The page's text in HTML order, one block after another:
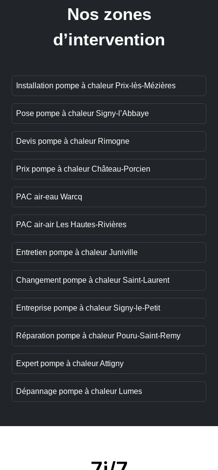
Nos zones
d’intervention
Installation pompe à chaleur Prix-lès-Mézières
Pose pompe à chaleur Signy-l’Abbaye
Devis pompe à chaleur Rimogne
Prix pompe à chaleur Château-Porcien
PAC air-eau Warcq
PAC air-air Les Hautes-Rivières
Entretien pompe à chaleur Juniville
Changement pompe à chaleur Saint-Laurent
Entreprise pompe à chaleur Signy-le-Petit
Réparation pompe à chaleur Pouru-Saint-Remy
Expert pompe à chaleur Attigny
Dépannage pompe à chaleur Lumes